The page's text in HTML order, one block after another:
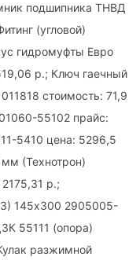
подшипника ТНВД
(угловой)
гидромуфты Евро
р.; Ключ гаечный
стоимость: 71,9
55102 прайс:
5410 цена: 5296,5
(Технотрон)
р.;
145х300 2905005-
55111 (опора)
разжимной